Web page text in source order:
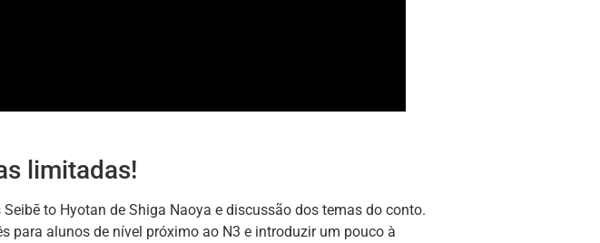
limitadas!
to Hyotan de Shiga Naoya e discussão dos temas do conto.
para alunos de nível próximo ao N3 e introduzir um pouco à